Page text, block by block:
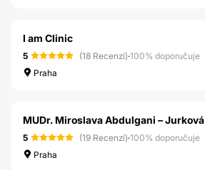
I am Clinic
5 (18 Recenzí)·100% doporučuje
Praha
MUDr. Miroslava Abdulgani – Jurková
5 (19 Recenzí)·100% doporučuje
Praha